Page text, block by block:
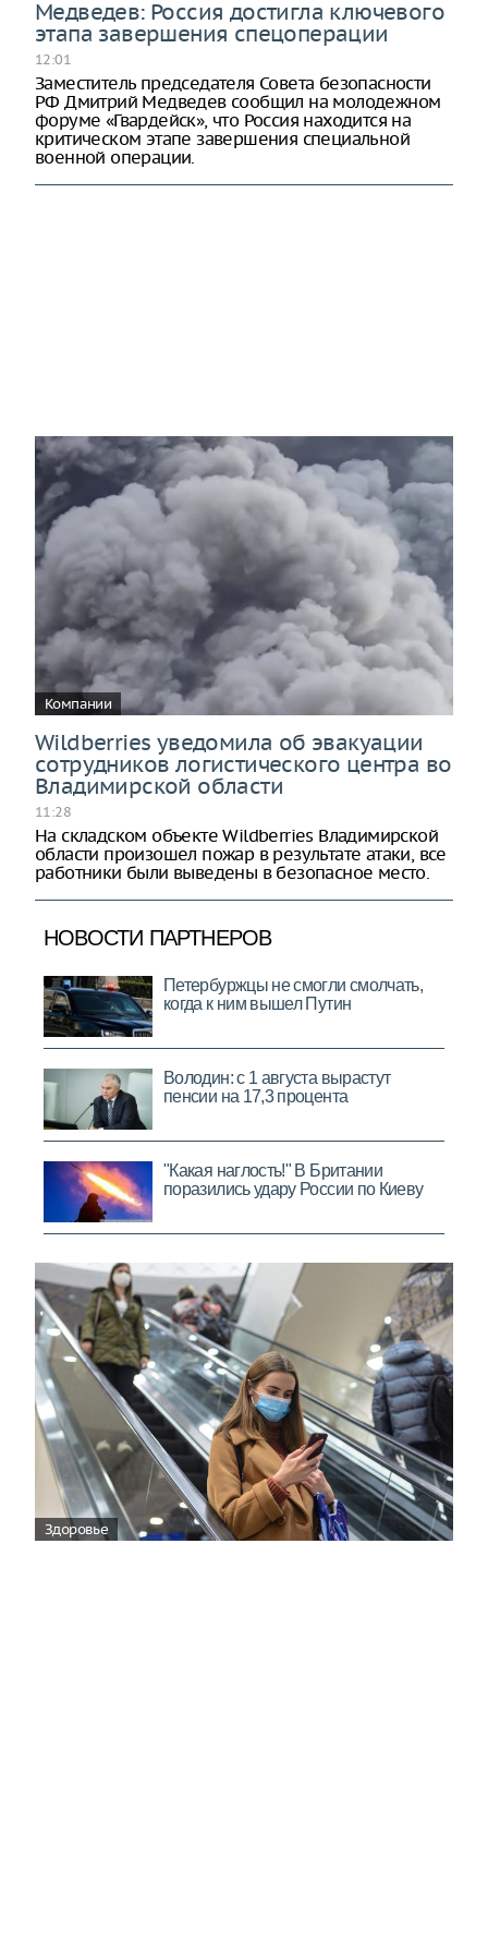
Медведев: Россия достигла ключевого
этапа завершения спецоперации
12:01
Заместитель председателя Совета безопасности
РФ Дмитрий Медведев сообщил на молодежном
форуме «Гвардейск», что Россия находится на
критическом этапе завершения специальной
военной операции.
Компании
Wildberries уведомила об эвакуации
сотрудников логистического центра во
Владимирской области
11:28
На складском объекте Wildberries Владимирской
области произошел пожар в результате атаки, все
работники были выведены в безопасное место.
Здоровье